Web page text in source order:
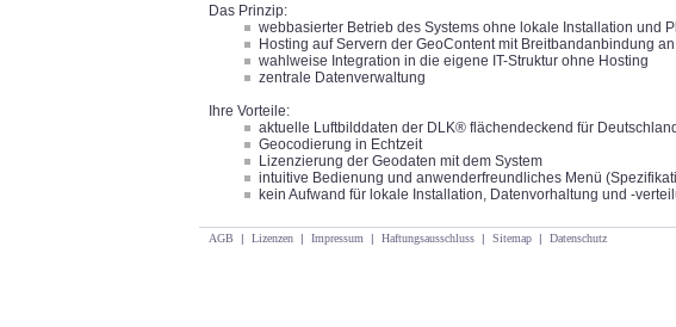
Das Prinzip:
webbasierter Betrieb des Systems ohne lokale Installation und
Hosting auf Servern der GeoContent mit Breitbandanbindung
wahlweise Integration in die eigene IT-Struktur ohne Hosting
zentrale Datenverwaltung
Ihre Vorteile:
aktuelle Luftbilddaten der DLK® flächendeckend für Deutschland
Geocodierung in Echtzeit
Lizenzierung der Geodaten mit dem System
intuitive Bedienung und anwenderfreundliches Menü
kein Aufwand für lokale Installation, Datenvorhaltung und -
AGB | Lizenzen | Impressum | Haftungsausschluss | Sitemap | Datenschutz